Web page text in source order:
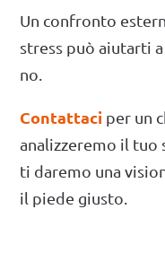
Un confronto
stress può aiutarti
no.
Contattaci per un
analizzeremo il tuo
ti daremo una
il piede giusto.